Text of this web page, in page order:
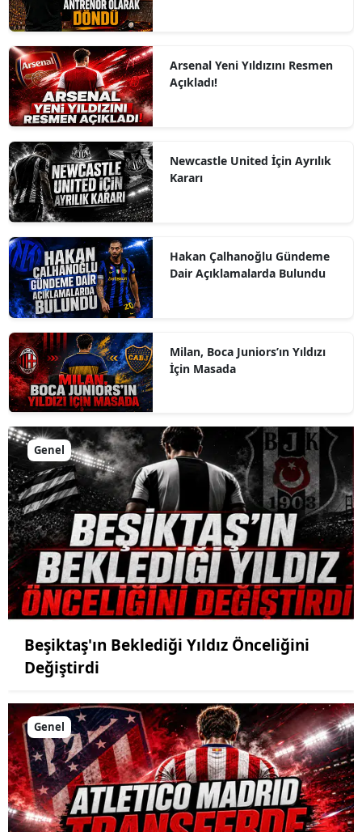
Arsenal Yeni Yıldızını Resmen
Açıkladı!
Newcastle United İçin Ayrılık
Kararı
Hakan Çalhanoğlu Gündeme
Dair Açıklamalarda Bulundu
Milan, Boca Juniors’ın Yıldızı
İçin Masada
Genel
Beşiktaş'ın Beklediği Yıldız Önceliğini
Değiştirdi
Genel